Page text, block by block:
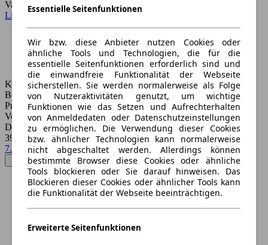
Varianten:
Limousine,Kleinwagen
Kraftstoff:
Benzin, Diesel und Benzin/Elektro
Preise:
Von 200 € bis 195.000 €
Durchschnittspreis:
39.602 €
7.902 Treffer
Essentielle Seitenfunktionen
Wir bzw. diese Anbieter nutzen Cookies oder
ähnliche Tools und Technologien, die für die
essentielle Seitenfunktionen erforderlich sind und
die einwandfreie Funktionalität der Webseite
sicherstellen. Sie werden normalerweise als Folge
von Nutzeraktivitäten genutzt, um wichtige
Funktionen wie das Setzen und Aufrechterhalten
von Anmeldedaten oder Datenschutzeinstellungen
zu ermöglichen. Die Verwendung dieser Cookies
bzw. ähnlicher Technologien kann normalerweise
nicht abgeschaltet werden. Allerdings können
bestimmte Browser diese Cookies oder ähnliche
Tools blockieren oder Sie darauf hinweisen. Das
Blockieren dieser Cookies oder ähnlicher Tools kann
die Funktionalität der Webseite beeinträchtigen.
Erweiterte Seitenfunktionen